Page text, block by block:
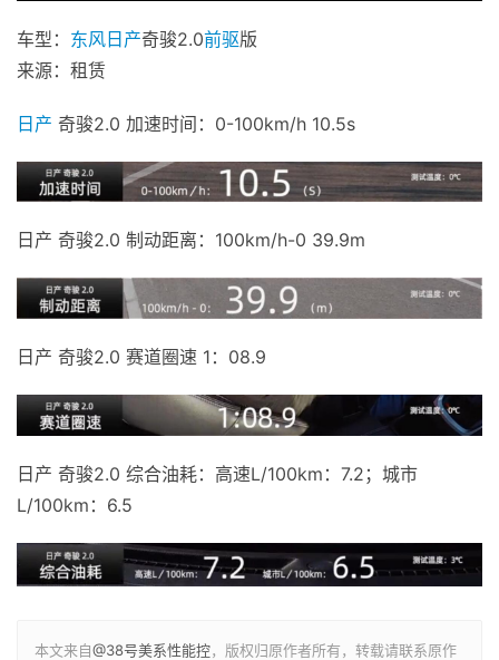
车型： 东风日产奇骏2.0前驱版
来源：租赁
日产 奇骏2.0 加速时间：0-100km/h 10.5s
日产 奇骏2.0 制动距离：100km/h-0 39.9m
日产 奇骏2.0 赛道圈速 1：08.9
日产 奇骏2.0 综合油耗：高速L/100km：7.2；城市
L/100km：6.5
本文来自@38号美系性能控，版权归原作者所有，转载请联系原作